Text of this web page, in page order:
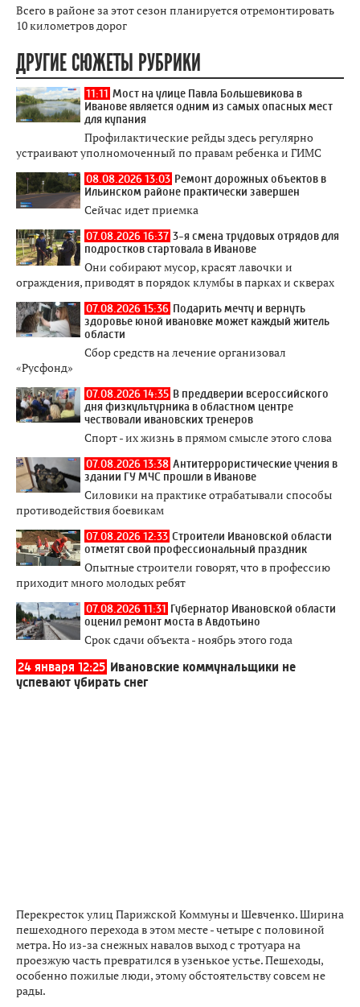
Всего в районе за этот сезон планируется отремонтировать
10 километров дорог
ДРУГИЕ СЮЖЕТЫ РУБРИКИ
11:11 Мост на улице Павла Большевикова в
Иванове является одним из самых опасных мест
для купания
Профилактические рейды здесь регулярно
устраивают уполномоченный по правам ребенка и ГИМС
08.08.2026 13:03 Ремонт дорожных объектов в
Ильинском районе практически завершен
Сейчас идет приемка
07.08.2026 16:37 3-я смена трудовых отрядов для
подростков стартовала в Иванове
Они собирают мусор, красят лавочки и
ограждения, приводят в порядок клумбы в парках и скверах
07.08.2026 15:36 Подарить мечту и вернуть
здоровье юной ивановке может каждый житель
области
Сбор средств на лечение организовал
«Русфонд»
07.08.2026 14:35 В преддверии всероссийского
дня физкультурника в областном центре
чествовали ивановских тренеров
Спорт - их жизнь в прямом смысле этого слова
07.08.2026 13:38 Антитеррористические учения в
здании ГУ МЧС прошли в Иванове
Силовики на практике отрабатывали способы
противодействия боевикам
07.08.2026 12:33 Строители Ивановской области
отметят свой профессиональный праздник
Опытные строители говорят, что в профессию
приходит много молодых ребят
07.08.2026 11:31 Губернатор Ивановской области
оценил ремонт моста в Авдотьино
Срок сдачи объекта - ноябрь этого года
24 января 12:25 Ивановские коммунальщики не
успевают убирать снег
Перекресток улиц Парижской Коммуны и Шевченко. Ширина
пешеходного перехода в этом месте - четыре с половиной
метра. Но из-за снежных навалов выход с тротуара на
проезжую часть превратился в узенькое устье. Пешеходы,
особенно пожилые люди, этому обстоятельству совсем не
рады.